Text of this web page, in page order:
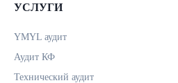
УСЛУГИ
YMYL аудит
Аудит КФ
Технический аудит